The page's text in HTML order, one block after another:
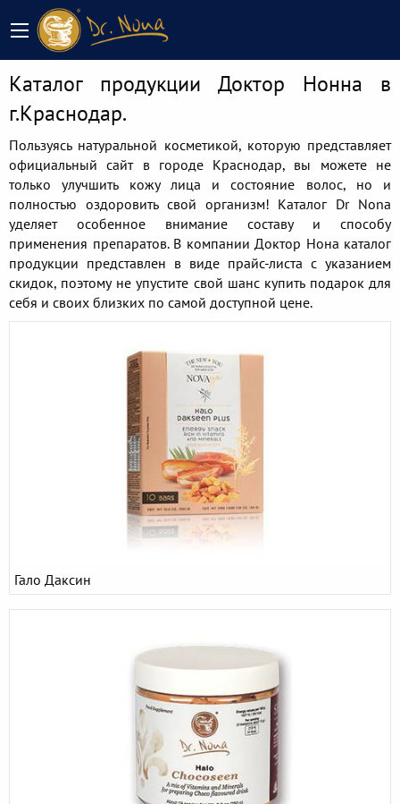
Каталог продукции Доктор Нонна в
г.Краснодар.
Пользуясь натуральной косметикой, которую представляет
официальный сайт в городе Краснодар, вы можете не
только улучшить кожу лица и состояние волос, но и
полностью оздоровить свой организм! Каталог Dr Nona
уделяет особенное внимание составу и способу
применения препаратов. В компании Доктор Нона каталог
продукции представлен в виде прайс-листа с указанием
скидок, поэтому не упустите свой шанс купить подарок для
себя и своих близких по самой доступной цене.
Гало Даксин